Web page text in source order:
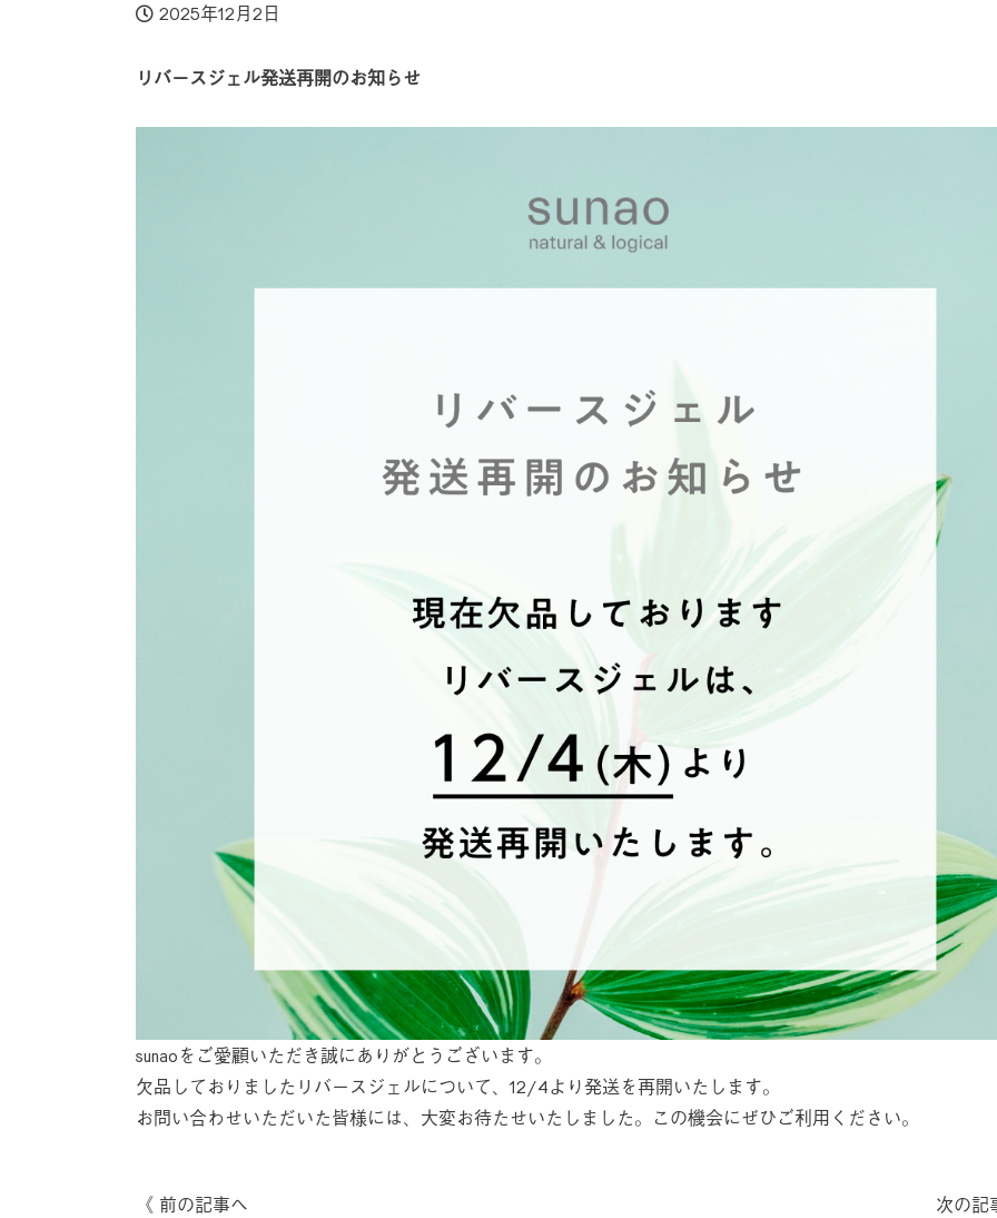
2025年12月2日
リバースジェル発送再開のお知らせ
sunaoをご愛顧いただき誠にありがとうございます。
欠品しておりましたリバースジェルについて、12/4より発送を再開いたします。
お問い合わせいただいた皆様には、大変お待たせいたしました。この機会にぜひご利用ください。
前の記事へ 次の記